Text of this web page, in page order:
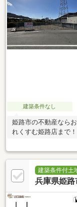
建築条件なし
姫路市の不動産なら
れくすむ姫路店まで！
建築条件付土
兵庫県姫路